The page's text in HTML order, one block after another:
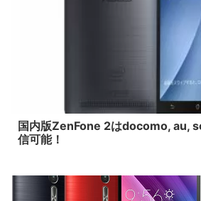
国内版ZenFone 2はdocomo, au,
信可能！